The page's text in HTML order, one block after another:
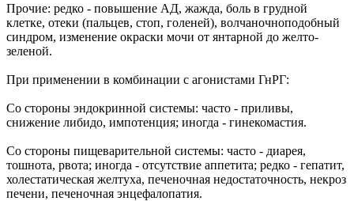
Прочие: редко - повышение АД, жажда, боль в грудной
клетке, отеки (пальцев, стоп, голеней), волчаночноподобный
синдром, изменение окраски мочи от янтарной до желто-
зеленой.
При применении в комбинации с агонистами ГнРГ:
Со стороны эндокринной системы: часто - приливы,
снижение либидо, импотенция; иногда - гинекомастия.
Со стороны пищеварительной системы: часто - диарея,
тошнота, рвота; иногда - отсутствие аппетита; редко - гепатит,
холестатическая желтуха, печеночная недостаточность, некроз
печени, печеночная энцефалопатия.